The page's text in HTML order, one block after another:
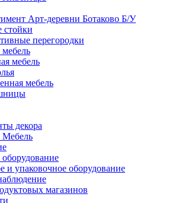
Арт-деревни Ботаково Б/У
стойки
перегородки
мебель
мебель
декора
Мебель
и упаковочное оборудование
магазинов